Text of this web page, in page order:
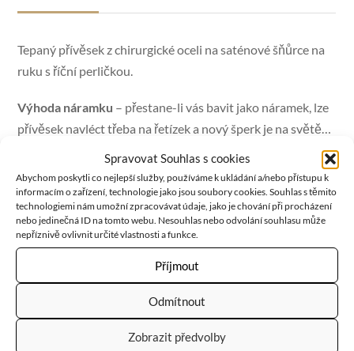
Spravovat Souhlas s cookies
Abychom poskytli co nejlepší služby, používáme k ukládání a/nebo přístupu k
informacím o zařízení, technologie jako jsou soubory cookies. Souhlas s těmito
technologiemi nám umožní zpracovávat údaje, jako je chování při procházení
nebo jedinečná ID na tomto webu. Nesouhlas nebo odvolání souhlasu může
nepříznivě ovlivnit určité vlastnosti a funkce.
Příjmout
Odmítnout
Zobrazit předvolby
Tepaný přívěsek z chirurgické oceli na saténové šňůrce na
ruku s říční perličkou.
Výhoda náramku – přestane-li vás bavit jako náramek, lze
přívěsek navléct třeba na řetízek a nový šperk je na světě…
je symbolem ženy a vody, a tedy také symbolem
plodnosti. Také je vnímána jako symbol čistoty. Přináší
štěstí a zdraví, má uklidňující vliv a brání negativním
energiím a stresu. Pomáhá při zvládání hněvu. Zvyšuje
sebevědomí, přitahuje bohatství a štěstí. Čistí mysl…
RELATEDPRODUCTS